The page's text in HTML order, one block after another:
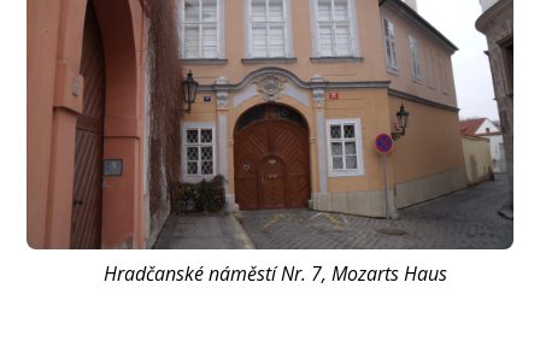
Hradčanské náměstí Nr. 7, Mozarts Haus